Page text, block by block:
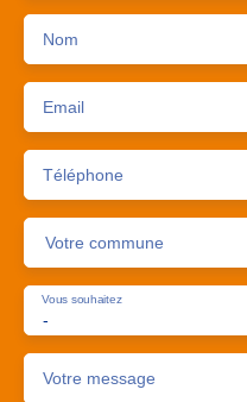
Nom
Email
Téléphone
Votre commune
-
Vous souhaitez
Votre message